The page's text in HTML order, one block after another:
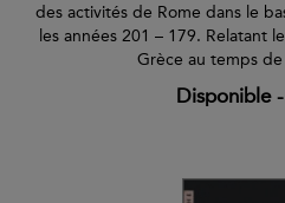
des activités de Rome dans le
les années 201 – 179. Relatant
Grèce au temps
Disponible-